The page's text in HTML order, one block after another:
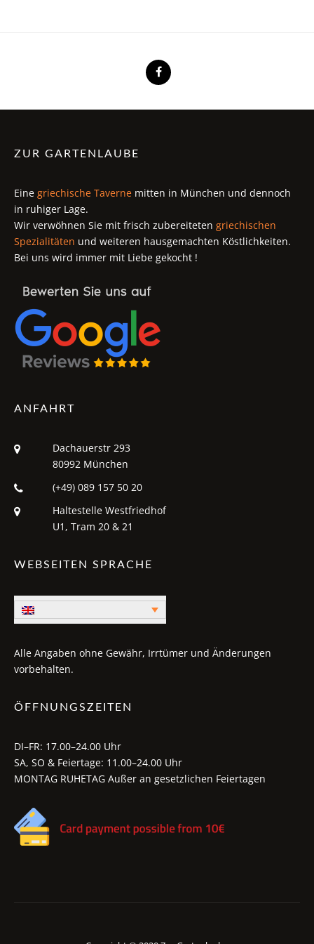
ZUR GARTENLAUBE
Eine griechische Taverne mitten in München und dennoch
in ruhiger Lage.
Wir verwöhnen Sie mit frisch zubereiteten griechischen
Spezialitäten und weiteren hausgemachten Köstlichkeiten.
Bei uns wird immer mit Liebe gekocht !
ANFAHRT
Dachauerstr 293
80992 München
(+49) 089 157 50 20
Haltestelle Westfriedhof
U1, Tram 20 & 21
WEBSEITEN SPRACHE
Alle Angaben ohne Gewähr, Irrtümer und Änderungen
vorbehalten.
ÖFFNUNGSZEITEN
DI–FR: 17.00–24.00 Uhr
SA, SO & Feiertage: 11.00–24.00 Uhr
MONTAG RUHETAG Außer an gesetzlichen Feiertagen